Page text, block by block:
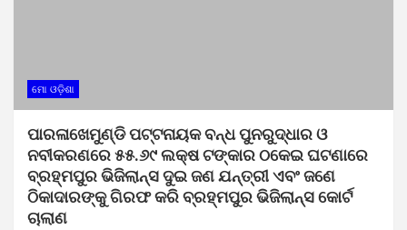
ମୋ ଓଡ଼ିଶା
ପାରଳାଖେମୁଣ୍ଡି ପଟ୍ଟନାୟକ ବନ୍ଧ ପୁନରୁଦ୍ଧାର ଓ
ନବୀକରଣରେ ୫୫.୬୯ ଲକ୍ଷ ଟଙ୍କାର ଠକେଇ ଘଟଣାରେ
ବ୍ରହ୍ମପୁର ଭିଜିଲାନ୍ସ ଦୁଇ ଜଣ ଯନ୍ତ୍ରୀ ଏବଂ ଜଣେ
ଠିକାଦାରଙ୍କୁ ଗିରଫ କରି ବ୍ରହ୍ମପୁର ଭିଜିଲାନ୍ସ କୋର୍ଟ
ଚାଲାଣ